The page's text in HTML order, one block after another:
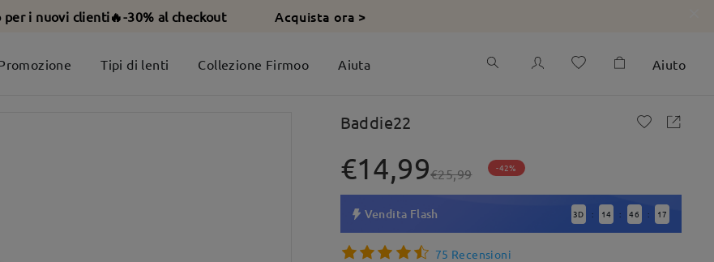
per i nuovi clienti🔥-30% al checkout Acquista ora >
Tipi di lenti Collezione Firmoo Aiuta Aiuto
Baddie22
€14,99€25,99 -42%
Vendita Flash 3D : 14 : 46 : 16
75 Recensioni